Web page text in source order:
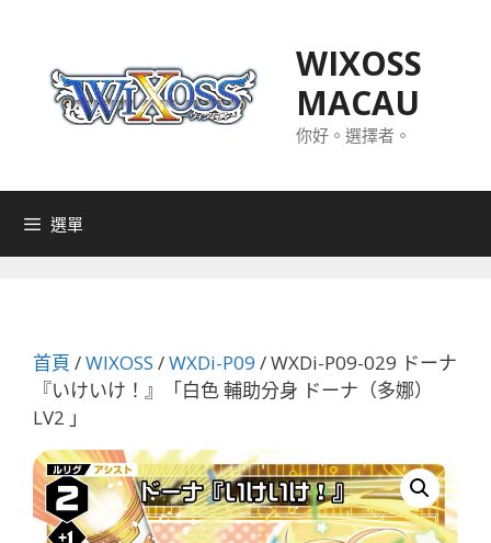
WIXOSS
MACAU
你好。選擇者。
選單
首頁 /WIXOSS /WXDi-P09 / WXDi-P09-029 ドーナ
『いけいけ！』「白色 輔助分身 ドーナ（多娜）
LV2 」